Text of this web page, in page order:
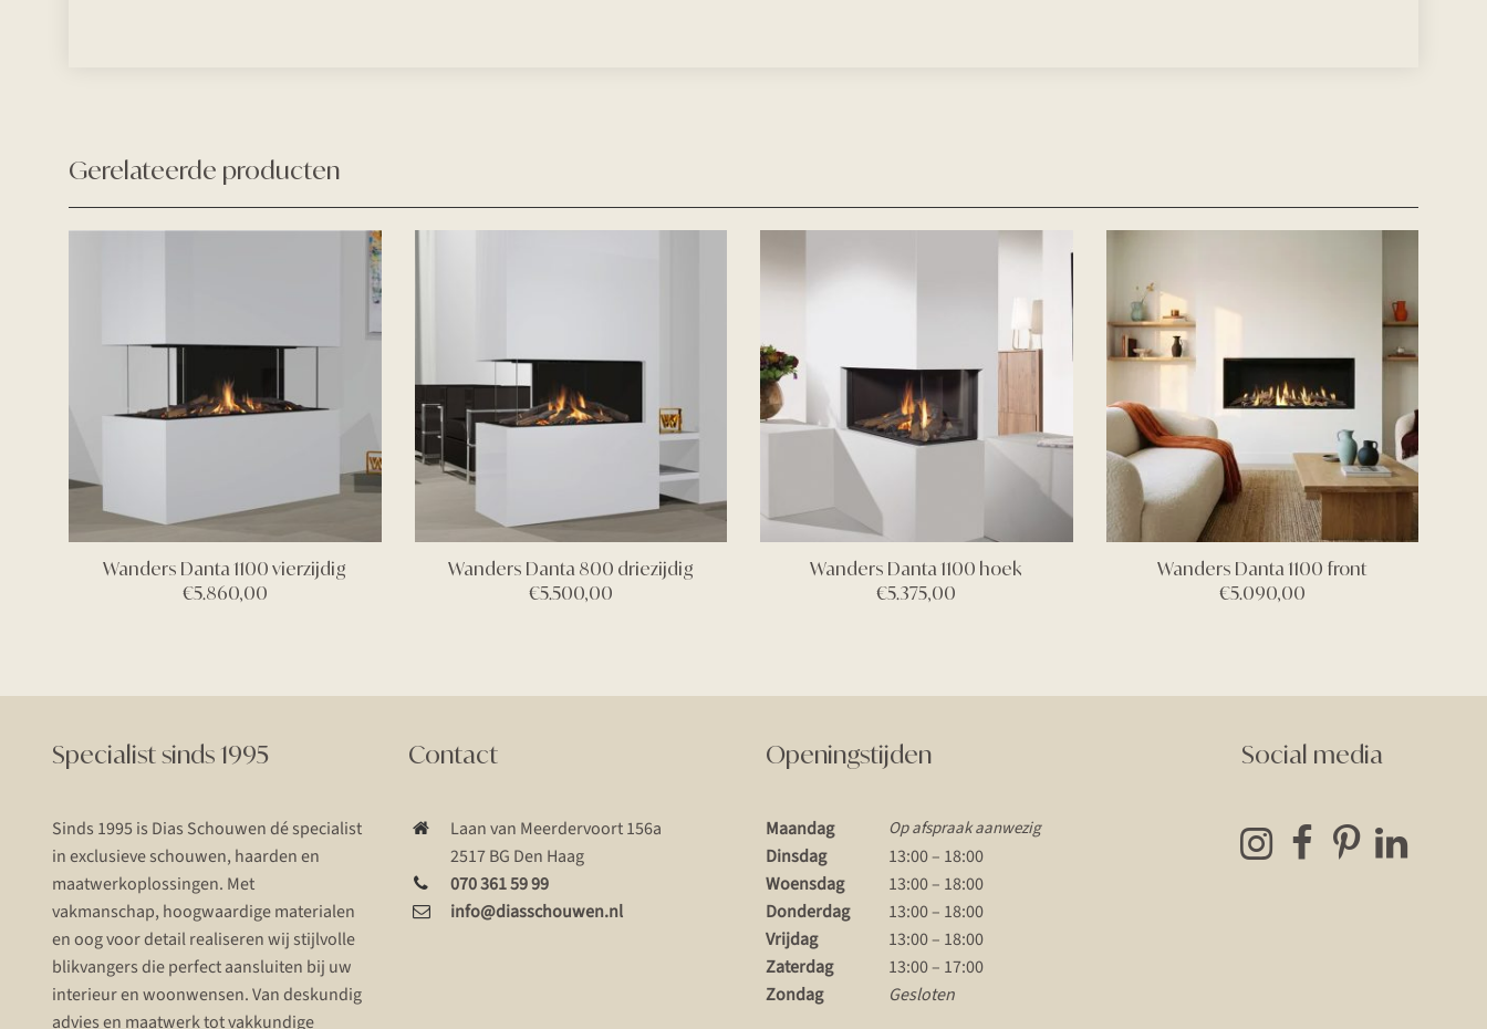
Gerelateerde producten
Wanders Danta 1100 vierzijdig
€5.860,00
Wanders Danta 800 driezijdig
€5.500,00
Wanders Danta 1100 hoek
€5.375,00
Wanders Danta 1100 front
€5.090,00
Specialist sinds 1995
Sinds 1995 is Dias Schouwen dé specialist
in exclusieve schouwen, haarden en
maatwerkoplossingen. Met
vakmanschap, hoogwaardige materialen
en oog voor detail realiseren wij stijlvolle
blikvangers die perfect aansluiten bij uw
interieur en woonwensen. Van deskundig
advies en maatwerk tot vakkundige
Contact
Laan van Meerdervoort 156a
2517 BG Den Haag
070 361 59 99
info@diasschouwen.nl
Openingstijden
Maandag Op afspraak aanwezig
Dinsdag
13:00 – 18:00
Woensdag
13:00 – 18:00
Donderdag
13:00 – 18:00
Vrijdag
13:00 – 18:00
Zaterdag
13:00 – 17:00
Zondag
Gesloten
Social media